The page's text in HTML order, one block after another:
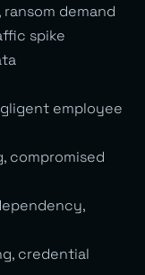
demand
spike
employee
compromised
credential